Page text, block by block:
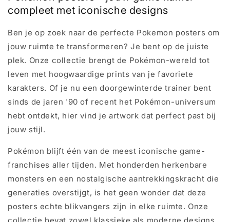
compleet met iconische designs
Ben je op zoek naar de perfecte Pokemon posters om
jouw ruimte te transformeren? Je bent op de juiste
plek. Onze collectie brengt de Pokémon-wereld tot
leven met hoogwaardige prints van je favoriete
karakters. Of je nu een doorgewinterde trainer bent
sinds de jaren '90 of recent het Pokémon-universum
hebt ontdekt, hier vind je artwork dat perfect past bij
jouw stijl.
Pokémon blijft één van de meest iconische game-
franchises aller tijden. Met honderden herkenbare
monsters en een nostalgische aantrekkingskracht die
generaties overstijgt, is het geen wonder dat deze
posters echte blikvangers zijn in elke ruimte. Onze